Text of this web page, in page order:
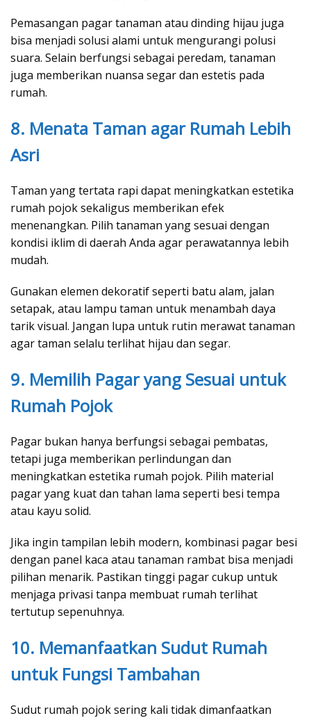
Pemasangan pagar tanaman atau dinding hijau juga
bisa menjadi solusi alami untuk mengurangi polusi
suara. Selain berfungsi sebagai peredam, tanaman
juga memberikan nuansa segar dan estetis pada
rumah.
8. Menata Taman agar Rumah Lebih
Asri
Taman yang tertata rapi dapat meningkatkan estetika
rumah pojok sekaligus memberikan efek
menenangkan. Pilih tanaman yang sesuai dengan
kondisi iklim di daerah Anda agar perawatannya lebih
mudah.
Gunakan elemen dekoratif seperti batu alam, jalan
setapak, atau lampu taman untuk menambah daya
tarik visual. Jangan lupa untuk rutin merawat tanaman
agar taman selalu terlihat hijau dan segar.
9. Memilih Pagar yang Sesuai untuk
Rumah Pojok
Pagar bukan hanya berfungsi sebagai pembatas,
tetapi juga memberikan perlindungan dan
meningkatkan estetika rumah pojok. Pilih material
pagar yang kuat dan tahan lama seperti besi tempa
atau kayu solid.
Jika ingin tampilan lebih modern, kombinasi pagar besi
dengan panel kaca atau tanaman rambat bisa menjadi
pilihan menarik. Pastikan tinggi pagar cukup untuk
menjaga privasi tanpa membuat rumah terlihat
tertutup sepenuhnya.
10. Memanfaatkan Sudut Rumah
untuk Fungsi Tambahan
Sudut rumah pojok sering kali tidak dimanfaatkan